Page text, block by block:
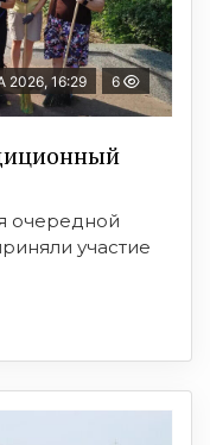
2026, 16:29 6
очередной
участие